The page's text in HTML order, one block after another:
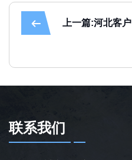
上一篇:河北客户
联系我们